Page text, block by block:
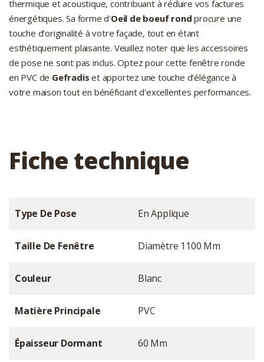
thermique et acoustique, contribuant à réduire vos factures
énergétiques. Sa forme d'Oeil de boeuf rond procure une
touche d'originalité à votre façade, tout en étant
esthétiquement plaisante. Veuillez noter que les accessoires
de pose ne sont pas inclus. Optez pour cette fenêtre ronde
en PVC de Gefradis et apportez une touche d'élégance à
votre maison tout en bénéficiant d'excellentes performances.
Fiche technique
Type De Pose En Applique
Taille De Fenêtre Diamètre 1100 Mm
Couleur Blanc
Matière Principale PVC
Épaisseur Dormant 60 Mm